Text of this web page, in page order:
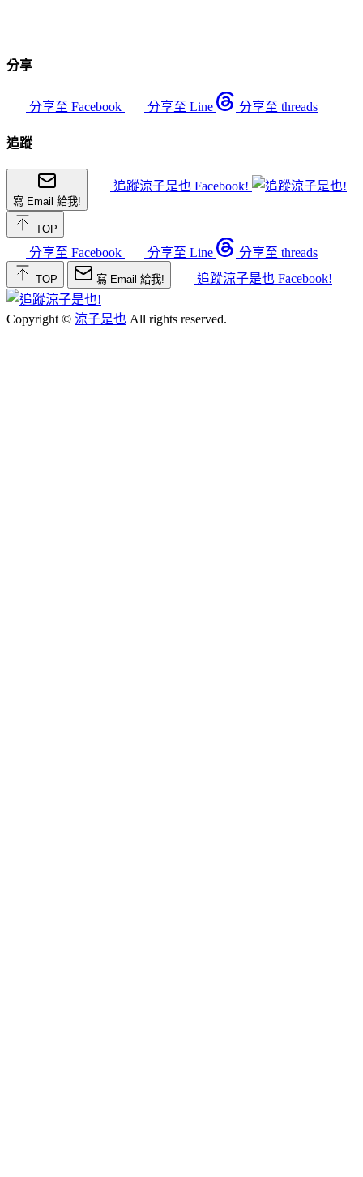
分享
分享至 Facebook 分享至 Line 分享至 threads
追蹤
寫 Email 給我!
追蹤涼子是也 Facebook!
TOP
分享至 Facebook 分享至 Line 分享至 threads
TOP 寫 Email 給我! 追蹤涼子是也 Facebook!
Copyright © 涼子是也 All rights reserved.